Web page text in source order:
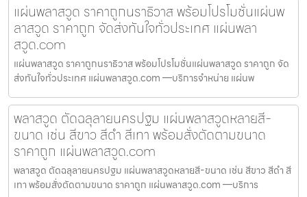
แผ่นพลาสวูด ราคาถูกนราธิวาส พร้อมโปรโมชั่นแผ่นพ
ลาสวูด ราคาถูก จัดส่งทันใจทั่วประเทศ แผ่นพลา
สวูด.com
แผ่นพลาสวูด ราคาถูกนราธิวาส พร้อมโปรโมชั่นแผ่นพลาสวูด ราคาถูก จัด
ส่งทันใจทั่วประเทศ แผ่นพลาสวูด.com —บริการจำหน่าย แผ่นพ
พลาสวูด ตัดฉลุลายนครปฐม แผ่นพลาสวูดหลายสี-
ขนาด เช่น สีขาว สีดำ สีเทา พร้อมสั่งตัดตามขนาด
ราคาถูก แผ่นพลาสวูด.com
พลาสวูด ตัดฉลุลายนครปฐม แผ่นพลาสวูดหลายสี-ขนาด เช่น สีขาว สีดำ สี
เทา พร้อมสั่งตัดตามขนาด ราคาถูก แผ่นพลาสวูด.com —บริการ